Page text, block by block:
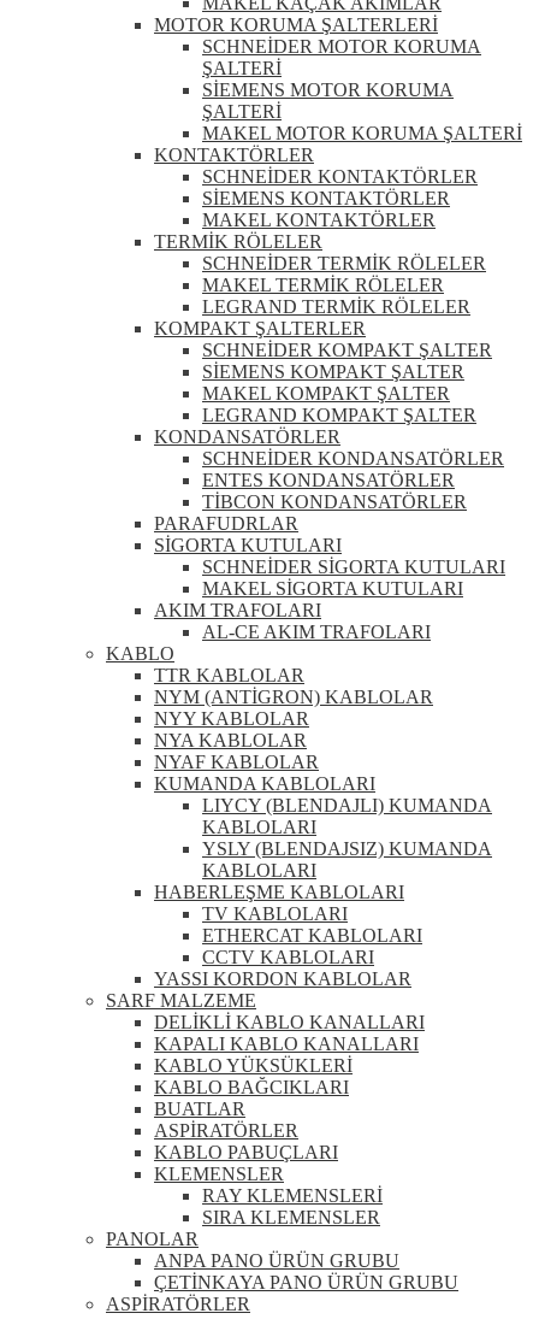
MOTOR KORUMA ŞALTERLERİ
SCHNEİDER MOTOR KORUMA
ŞALTERİ
SİEMENS MOTOR KORUMA
ŞALTERİ
MAKEL MOTOR KORUMA ŞALTERİ
KONTAKTÖRLER
SCHNEİDER KONTAKTÖRLER
SİEMENS KONTAKTÖRLER
MAKEL KONTAKTÖRLER
TERMİK RÖLELER
SCHNEİDER TERMİK RÖLELER
MAKEL TERMİK RÖLELER
LEGRAND TERMİK RÖLELER
KOMPAKT ŞALTERLER
SCHNEİDER KOMPAKT ŞALTER
SİEMENS KOMPAKT ŞALTER
MAKEL KOMPAKT ŞALTER
LEGRAND KOMPAKT ŞALTER
KONDANSATÖRLER
SCHNEİDER KONDANSATÖRLER
ENTES KONDANSATÖRLER
TİBCON KONDANSATÖRLER
PARAFUDRLAR
SİGORTA KUTULARI
SCHNEİDER SİGORTA KUTULARI
MAKEL SİGORTA KUTULARI
AKIM TRAFOLARI
AL-CE AKIM TRAFOLARI
KABLO
TTR KABLOLAR
NYM (ANTİGRON) KABLOLAR
NYY KABLOLAR
NYA KABLOLAR
NYAF KABLOLAR
KUMANDA KABLOLARI
LIYCY (BLENDAJLI) KUMANDA
KABLOLARI
YSLY (BLENDAJSIZ) KUMANDA
KABLOLARI
HABERLEŞME KABLOLARI
TV KABLOLARI
ETHERCAT KABLOLARI
CCTV KABLOLARI
YASSI KORDON KABLOLAR
SARF MALZEME
DELİKLİ KABLO KANALLARI
KAPALI KABLO KANALLARI
KABLO YÜKSÜKLERİ
KABLO BAĞCIKLARI
BUATLAR
ASPİRATÖRLER
KABLO PABUÇLARI
KLEMENSLER
RAY KLEMENSLERİ
SIRA KLEMENSLER
PANOLAR
ANPA PANO ÜRÜN GRUBU
ÇETİNKAYA PANO ÜRÜN GRUBU
ASPİRATÖRLER